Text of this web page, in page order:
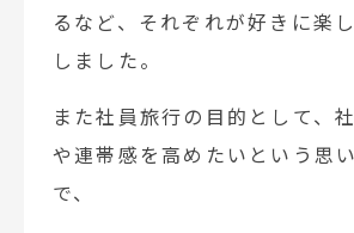
るなど、それぞれが好きに楽
しました。
また社員旅行の目的として、
や連帯感を高めたいという思
で、